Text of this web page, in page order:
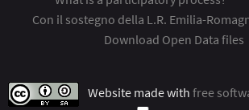
Con il sostegno della L.R. Emilia-
Download Open Data files
Website made with free